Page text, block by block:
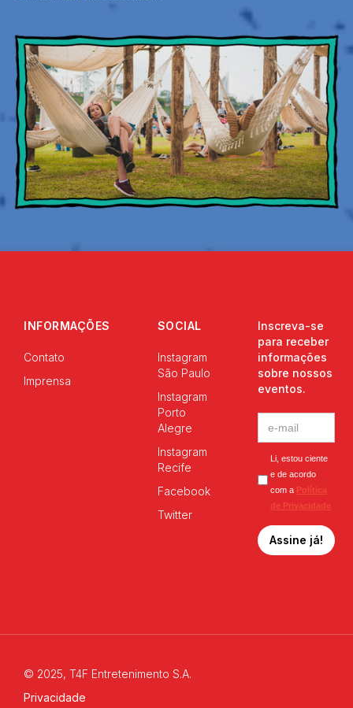
INFORMAÇÕES
Contato
Imprensa
SOCIAL
Instagram
São Paulo
Instagram
Porto
Alegre
Instagram
Recife
Facebook
Twitter
Inscreva-se
para receber
informações
sobre nossos
eventos.
Li, estou ciente
e de acordo
com a Política
de Privacidade
© 2025, T4F Entretenimento S.A.
Privacidade